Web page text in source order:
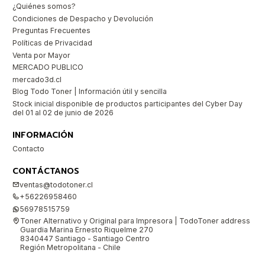
¿Quiénes somos?
Condiciones de Despacho y Devolución
Preguntas Frecuentes
Políticas de Privacidad
Venta por Mayor
MERCADO PUBLICO
mercado3d.cl
Blog Todo Toner | Información útil y sencilla
Stock inicial disponible de productos participantes del Cyber Day
del 01 al 02 de junio de 2026
INFORMACIÓN
Contacto
CONTÁCTANOS
ventas@todotoner.cl
+56226958460
56978515759
Toner Alternativo y Original para Impresora | TodoToner address
Guardia Marina Ernesto Riquelme 270
8340447 Santiago - Santiago Centro
Región Metropolitana - Chile